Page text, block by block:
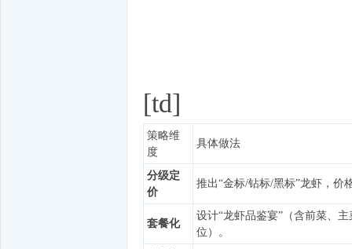
[td]
策略维
度
具体做法
分级定
价
推出“金标/钻标/黑标”龙虾，价
套餐化
设计“龙虾品鉴宴”（含前菜、
位）。